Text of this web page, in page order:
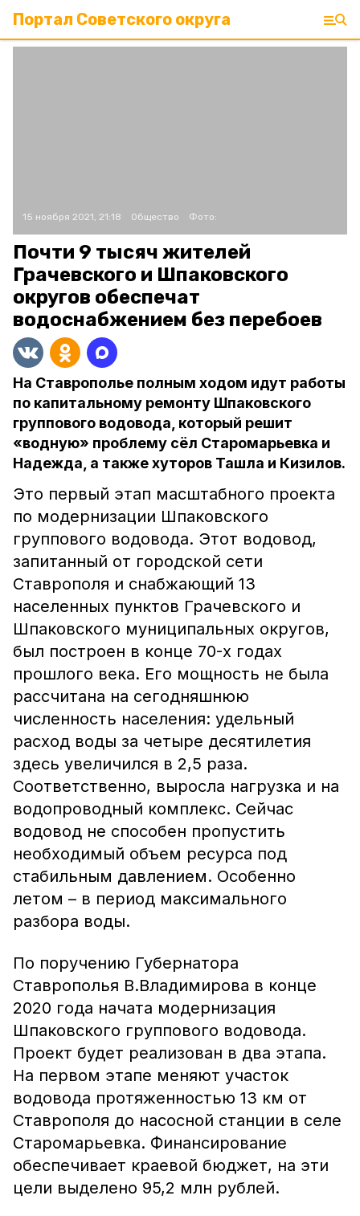
Портал Советского округа
15 ноября 2021, 21:18 Общество Фото:
Почти 9 тысяч жителей
Грачевского и Шпаковского
округов обеспечат
водоснабжением без перебоев
На Ставрополье полным ходом идут работы
по капитальному ремонту Шпаковского
группового водовода, который решит
«водную» проблему сёл Старомарьевка и
Надежда, а также хуторов Ташла и Кизилов.
Это первый этап масштабного проекта
по модернизации Шпаковского
группового водовода. Этот водовод,
запитанный от городской сети
Ставрополя и снабжающий 13
населенных пунктов Грачевского и
Шпаковского муниципальных округов,
был построен в конце 70-х годах
прошлого века. Его мощность не была
рассчитана на сегодняшнюю
численность населения: удельный
расход воды за четыре десятилетия
здесь увеличился в 2,5 раза.
Соответственно, выросла нагрузка и на
водопроводный комплекс. Сейчас
водовод не способен пропустить
необходимый объем ресурса под
стабильным давлением. Особенно
летом – в период максимального
разбора воды.
По поручению Губернатора
Ставрополья В.Владимирова в конце
2020 года начата модернизация
Шпаковского группового водовода.
Проект будет реализован в два этапа.
На первом этапе меняют участок
водовода протяженностью 13 км от
Ставрополя до насосной станции в селе
Старомарьевка. Финансирование
обеспечивает краевой бюджет, на эти
цели выделено 95,2 млн рублей.